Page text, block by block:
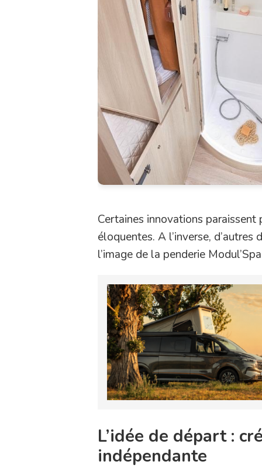
Certaines innovations paraissent
éloquentes. A l’inverse,
l’image de la penderie
L’idée de départ :
indépendante